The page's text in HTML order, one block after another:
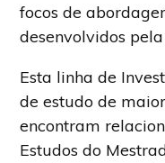
focos de
desenvolvidos
Esta linha de
de estudo de
encontram
Estudos do